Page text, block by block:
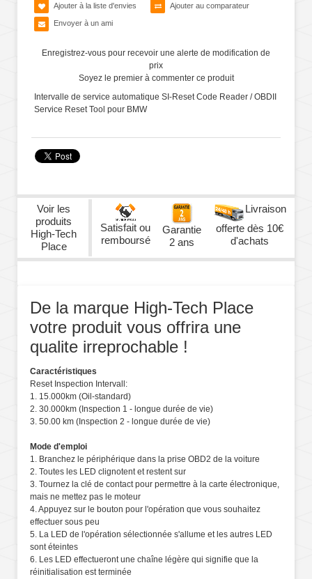
Ajouter à la liste d'envies Ajouter au comparateur
Envoyer à un ami
Enregistrez-vous pour recevoir une alerte de modification de
prix
Soyez le premier à commenter ce produit
Intervalle de service automatique SI-Reset Code Reader / OBDII
Service Reset Tool pour BMW
Voir les
produits
High-Tech
Place
Satisfait ou
remboursé
Garantie
2 ans
Livraison
offerte dès 10€
d'achats
De la marque High-Tech Place
votre produit vous offrira une
qualite irreprochable !
Caractéristiques
Reset Inspection Intervall:
1. 15.000km (Oil-standard)
2. 30.000km (Inspection 1 - longue durée de vie)
3. 50.00 km (Inspection 2 - longue durée de vie)
Mode d'emploi
1. Branchez le périphérique dans la prise OBD2 de la voiture
2. Toutes les LED clignotent et restent sur
3. Tournez la clé de contact pour permettre à la carte électronique,
mais ne mettez pas le moteur
4. Appuyez sur le bouton pour l'opération que vous souhaitez
effectuer sous peu
5. La LED de l'opération sélectionnée s'allume et les autres LED
sont éteintes
6. Les LED effectueront une chaîne légère qui signifie que la
réinitialisation est terminée